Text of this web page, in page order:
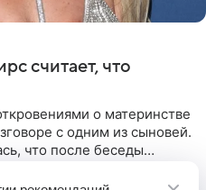
считает, что
о материнстве
с одним из сыновей.
что после беседы